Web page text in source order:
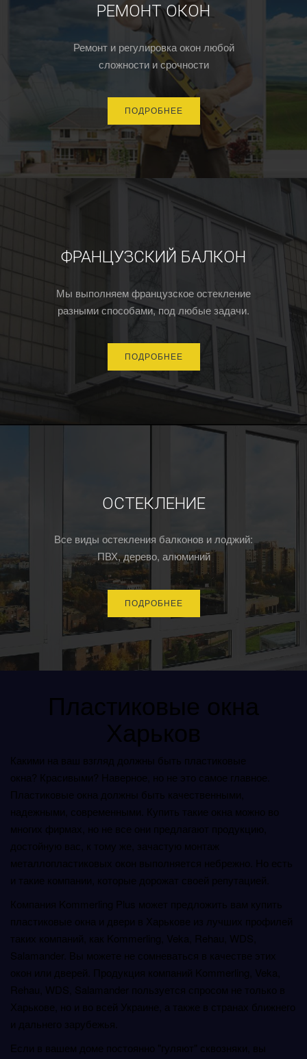
РЕМОНТ ОКОН
Ремонт и регулировка окон любой
сложности и срочности
ПОДРОБНЕЕ
ФРАНЦУЗСКИЙ БАЛКОН
Мы выполняем французское остекление
разными способами, под любые задачи.
ПОДРОБНЕЕ
ОСТЕКЛЕНИЕ
Все виды остекления балконов и лоджий:
ПВХ, дерево, алюминий
ПОДРОБНЕЕ
Пластиковые окна
Харьков
Какими на ваш взгляд должны быть пластиковые
окна? Красивыми? Наверное, но не это самое главное.
Пластиковые окна должны быть качественными,
надежными, современными. Купить такие окна можно во
многих фирмах, но не все они предлагают продукцию,
достойную вас, к тому же, зачастую монтаж
металлопластиковых окон выполняется небрежно. Но есть
и такие компании, которые дорожат своей репутацией.
Компания Kommerling Plus может предложить вам купить
пластиковые окна и двери в Харькове из лучших профилей
таких компаний, как Kommerling, Veka, Rehau, WDS,
Salamander. Вы можете не сомневаться в качестве этих
окон или дверей. Продукция компаний Kommerling, Veka,
Rehau, WDS, Salamander пользуется спросом не только в
Харькове, но и во всей Украине, а также в странах ближнего
и дальнего зарубежья.
Если в вашем доме постоянно "гуляют" сквозняки, вы